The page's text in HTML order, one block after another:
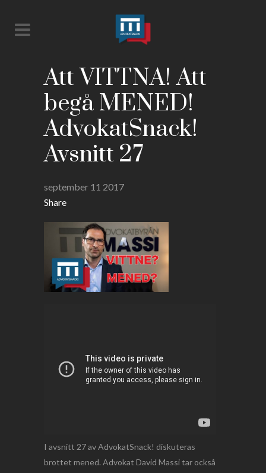
Att VITTNA! Att
begå MENED!
AdvokatSnack!
Avsnitt 27
september 11 2017
Share
I avsnitt 27 av AdvokatSnack! diskuteras
brottet mened. Advokat David Massi tar också